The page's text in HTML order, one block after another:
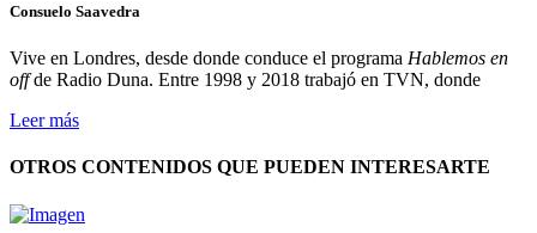
Consuelo Saavedra
Vive en Londres, desde donde conduce el programa Hablemos en
offde Radio Duna. Entre 1998 y 2018 trabajó en TVN, donde
Leer más
OTROS CONTENIDOS QUE PUEDEN INTERESARTE